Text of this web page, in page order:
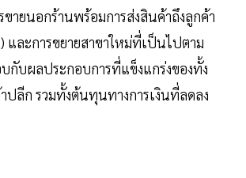
ายนอกร้านพร้อมการส่งสินค้าถึงลูกค้า
และการขยายสาขาใหม่ที่เป็นไปตาม
กับผลประกอบการที่แข็งแกร่งของทั้ง
ปลีก รวมทั้งต้นทุนทางการเงินที่ลดลง